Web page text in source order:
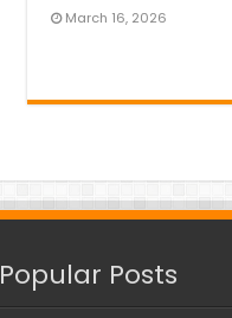
March 16, 2026
Popular Posts